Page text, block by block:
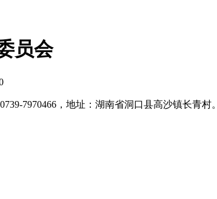
员会
7970466，地址：湖南省洞口县高沙镇长青村。